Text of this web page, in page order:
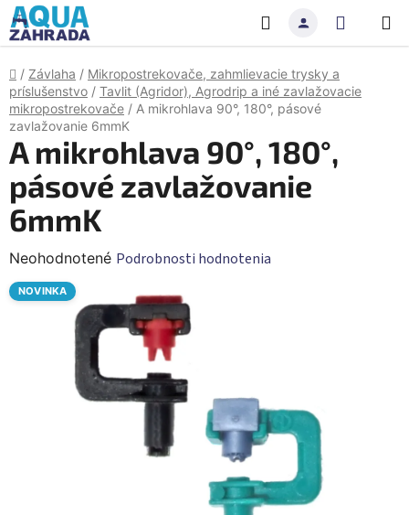
Prejsť
na
obsah
Hľadať
KOŠÍK
Domov
/ Závlaha / Mikropostrekovače, zahmlievacie trysky a
príslušenstvo / Tavlit (Agridor), Agrodrip a iné zavlažovacie
mikropostrekovače / A mikrohlava 90°, 180°, pásové
zavlažovanie 6mmK
A mikrohlava 90°, 180°,
pásové zavlažovanie
6mmK
Priemerné
hodnotenie
produktu
Neohodnotené Podrobnosti hodnotenia
NOVINKA